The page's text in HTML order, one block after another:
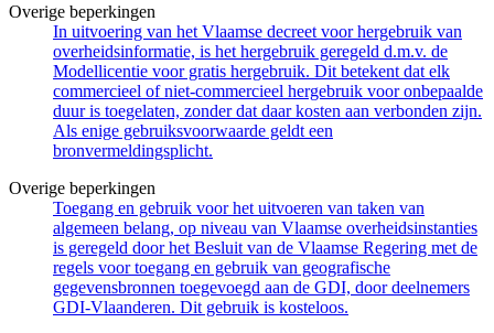
Overige beperkingen
In uitvoering van het Vlaamse decreet voor hergebruik van
overheidsinformatie, is het hergebruik geregeld d.m.v. de
Modellicentie voor gratis hergebruik. Dit betekent dat elk
commercieel of niet-commercieel hergebruik voor onbepaalde
duur is toegelaten, zonder dat daar kosten aan verbonden zijn.
Als enige gebruiksvoorwaarde geldt een
bronvermeldingsplicht.
Overige beperkingen
Toegang en gebruik voor het uitvoeren van taken van
algemeen belang, op niveau van Vlaamse overheidsinstanties
is geregeld door het Besluit van de Vlaamse Regering met de
regels voor toegang en gebruik van geografische
gegevensbronnen toegevoegd aan de GDI, door deelnemers
GDI-Vlaanderen. Dit gebruik is kosteloos.